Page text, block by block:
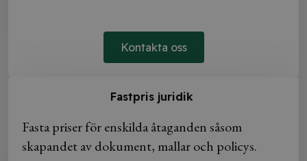
Kontakta oss
Fastpris juridik
Fasta priser för enskilda åtaganden såsom
skapandet av dokument, mallar och policys.